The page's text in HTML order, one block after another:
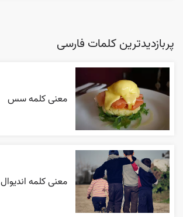
پربازدیدترین کلمات فارسی
معنی کلمه سس
معنی کلمه اندیوال